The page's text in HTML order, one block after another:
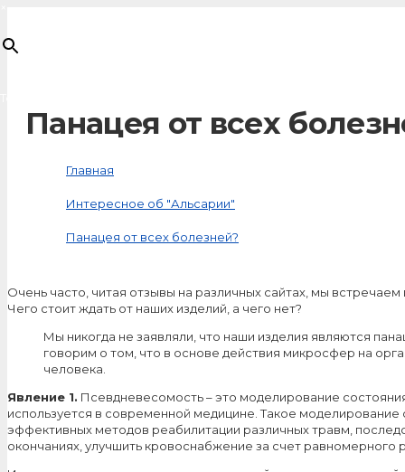
Панацея от всех
Главная
Интересное об "Альсарии"
Панацея от всех болезней?
Очень часто, читая отзывы на различных сайтах, мы
Чего стоит ждать от наших изделий, а чего нет?
Мы никогда не заявляли, что наши изделия являются
говорим о том, что в основе действия микросфер на
человека.
Явление 1. Псевдневесомость – это моделирование
используется в современной медицине. Такое
эффективных методов реабилитации различных травм,
окончаниях, улучшить кровоснабжение за счет